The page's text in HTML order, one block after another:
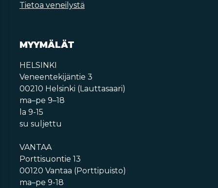
Tietoa veneilystä
MYYMÄLÄT
HELSINKI
Veneentekijäntie 3
00210 Helsinki (Lauttasaari)
ma–pe 9–18
la 9-15
su suljettu
VANTAA
Porttisuontie 13
00120 Vantaa (Porttipuisto)
ma–pe 9-18